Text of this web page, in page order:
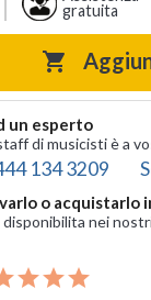
gratuita

un esperto
di musicisti è a
134 3209
o acquistarlo
disponibilita nei